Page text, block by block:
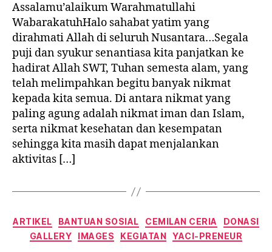
Assalamu’alaikum Warahmatullahi
WabarakatuhHalo sahabat yatim yang
dirahmati Allah di seluruh Nusantara…Segala
puji dan syukur senantiasa kita panjatkan ke
hadirat Allah SWT, Tuhan semesta alam, yang
telah melimpahkan begitu banyak nikmat
kepada kita semua. Di antara nikmat yang
paling agung adalah nikmat iman dan Islam,
serta nikmat kesehatan dan kesempatan
sehingga kita masih dapat menjalankan
aktivitas […]
Categories
ARTIKEL BANTUAN SOSIAL CEMILAN CERIA
DONASI
GALLERY
IMAGES KEGIATAN YACI-PRENEUR